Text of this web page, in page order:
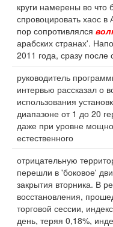
круги намерены во что
спровоцировать хаос
пор сопротивлялся
арабских странах'.
2011 года, сразу после
руководитель
интервью рассказал о
использования
диапазоне от 1 до 20
даже при уровне
естественного
отрицательную
перешли в 'боковое'
закрытия вторника. В
восстановления,
торговой сессии,
день, теряя 0,18%,